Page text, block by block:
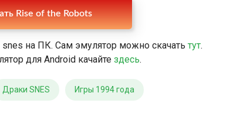
Rise of the Robots
на ПК. Сам эмулятор можно скачать тут.
для Android качайте здесь.
Драки SNES Игры 1994 года